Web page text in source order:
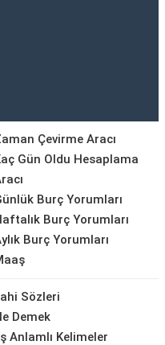
Çevirme Aracı
Gün Oldu Hesaplama
Burç Yorumları
Burç Yorumları
Burç Yorumları
Sözleri
Demek
Anlamlı Kelimeler